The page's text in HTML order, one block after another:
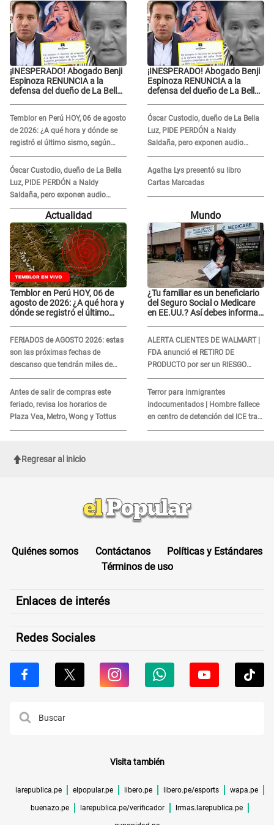
¡INESPERADO! Abogado Benji
Espinoza RENUNCIA a la
defensa del dueño de La Bella
defender"
Temblor en Perú HOY, 06 de agosto
de 2026: ¿A qué hora y dónde se
registró el último sismo, según
IGP?
Óscar Custodio, dueño de La Bella
Luz, PIDE PERDÓN a Naldy
Saldaña, pero exponen audio
donde le reclama por VIDEOS: "No
hay necesidad de grabar"
¡INESPERADO! Abogado Benji
Espinoza RENUNCIA a la
defensa del dueño de La Bella
defender"
Óscar Custodio, dueño de La Bella
Luz, PIDE PERDÓN a Naldy
Saldaña, pero exponen audio
donde le reclama por VIDEOS: "No
hay necesidad de grabar"
Agatha Lys presentó su libro
Cartas Marcadas
Actualidad
Temblor en Perú HOY, 06 de
agosto de 2026: ¿A qué hora y
dónde se registró el último
FERIADOS de AGOSTO 2026: estas
son las próximas fechas de
descanso que tendrán miles de
peruanos
Antes de salir de compras este
feriado, revisa los horarios de
Plaza Vea, Metro, Wong y Tottus
Mundo
¿Tu familiar es un beneficiario
del Seguro Social o Medicare
en EE.UU.? Así debes informar
ALERTA CLIENTES DE WALMART |
FDA anunció el RETIRO DE
PRODUCTO por ser un RIESGO
MORTAL para consumidores: ¿Cuál
es?
Terror para inmigrantes
indocumentados | Hombre fallece
en centro de detención del ICE tras
sufrir una "emergencia médica"
Regresar al inicio
Quiénes somos Contáctanos
Políticas y Estándares
Términos de uso
Enlaces de interés
Redes Sociales
Visita también
larepublica.pe elpopular.pe libero.pe libero.pe/esports wapa.pe
buenazo.pe larepublica.pe/verificador lrmas.larepublica.pe